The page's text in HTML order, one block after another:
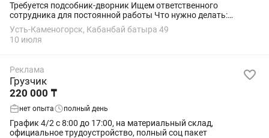
Требуется подсобник-дворник Ищем ответственного
сотрудника для постоянной работы Что нужно делать:
-помощь на аптечном складе( лёгкие медикаменты, коробки
не большие) -поддерживать чистоту на...
Усть-Каменогорск, Кабанбай батыра 49
10 июля
Реклама
Грузчик
220 000 ₸
нет опыта полный день
График 4/2 с 8:00 до 17:00, на материальный склад,
официальное трудоустройство, полный соц пакет